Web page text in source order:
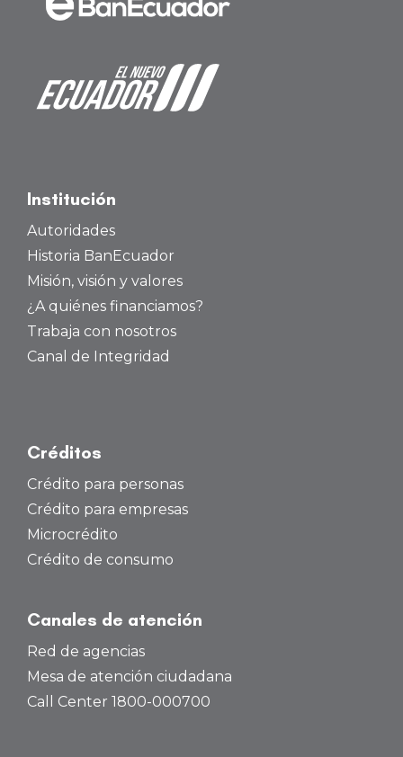
Institución
Autoridades
Historia BanEcuador
Misión, visión y valores
¿A quiénes financiamos?
Trabaja con nosotros
Canal de Integridad
Créditos
Crédito para personas
Crédito para empresas
Microcrédito
Crédito de consumo
Canales de atención
Red de agencias
Mesa de atención ciudadana
Call Center 1800-000700